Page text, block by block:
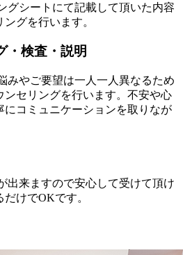
グシートにて記載して頂いた内容
グを行います。
・検査・説明
みやご要望は一人一人異なるため
ンセリングを行います。不安や心
にコミュニケーションを取りなが
出来ますので安心して受けて頂け
けでOKです。